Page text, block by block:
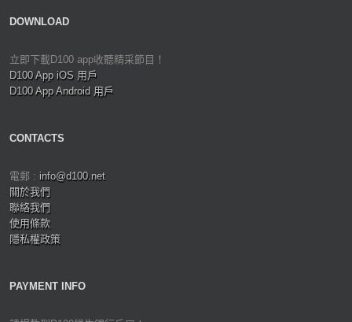
DOWNLOAD
立即下載D100 app收聽精采節目！
D100 App iOS 用戶
D100 App Android 用戶
CONTACTS
電郵 : info@d100.net
關於我們
聯絡我們
使用條款
隱私權政策
PAYMENT INFO